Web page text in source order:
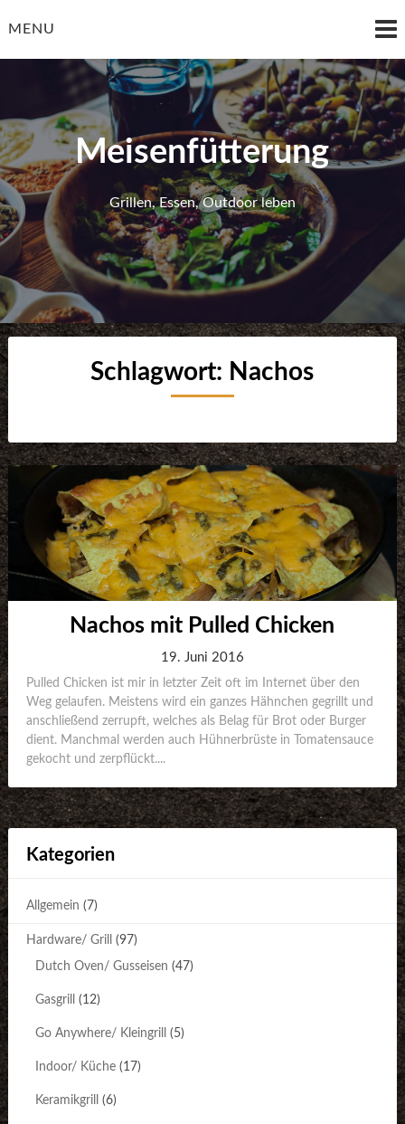
toMENU
Meisenfütterung
Grillen, Essen, Outdoor leben
Schlagwort: Nachos
Nachos mit Pulled Chicken
19. Juni 2016
Pulled Chicken ist mir in letzter Zeit oft im Internet über den
Weg gelaufen. Meistens wird ein ganzes Hähnchen gegrillt und
anschließend zerrupft, welches als Belag für Brot oder Burger
dient. Manchmal werden auch Hühnerbrüste in Tomatensauce
gekocht und zerpflückt....
Kategorien
Allgemein (7)
Hardware/ Grill (97)
Dutch Oven/ Gusseisen (47)
Gasgrill (12)
Go Anywhere/ Kleingrill (5)
Indoor/ Küche(17)
Keramikgrill (6)